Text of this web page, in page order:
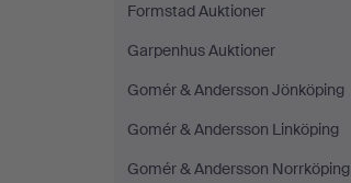
Formstad Auktioner
Garpenhus Auktioner
Gomér & Andersson Jönköping
Gomér & Andersson Linköping
Gomér & Andersson Norrköping